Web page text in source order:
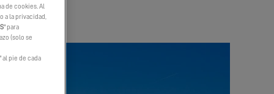
de cookies. Al
a la privacidad,
" para
(solo se
" al pie de cada